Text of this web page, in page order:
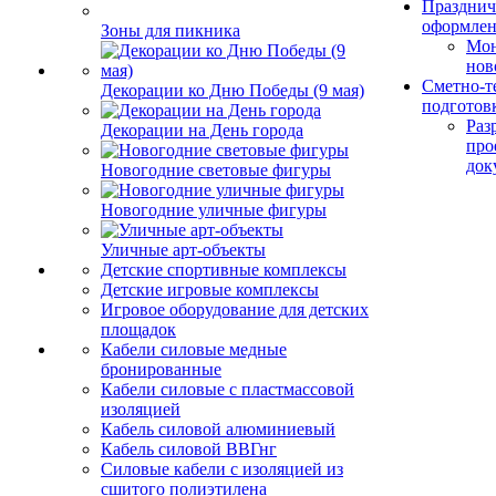
Зоны для пикника
Декорации ко Дню Победы (9 мая)
Декорации на День города
Новогодние световые фигуры
Новогодние уличные фигуры
Уличные арт-объекты
Детские спортивные комплексы
Детские игровые комплексы
Игровое оборудование для детских
площадок
Кабели силовые медные
бронированные
Кабели силовые с пластмассовой
изоляцией
Кабель силовой алюминиевый
Кабель силовой ВВГнг
Силовые кабели с изоляцией из
сшитого полиэтилена
Сметно-